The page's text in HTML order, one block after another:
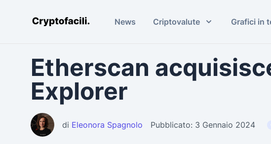
Cryptofacili.com News Criptovalute Grafici in
Etherscan
Explorer
di Eleonora Spagnolo Pubblicato: 3 Gennaio 2024